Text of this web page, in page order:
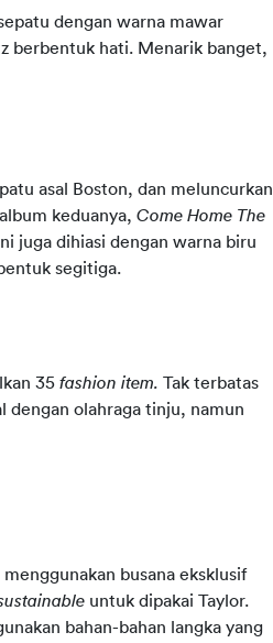
dengan warna mawar
berbentuk hati. Menarik banget,
asal Boston, dan meluncurkan
keduanya, Come Home The
juga dihiasi dengan warna biru
segitiga.
35 fashion item. Tak terbatas
dengan olahraga tinju, namun
busana eksklusif
untuk dipakai Taylor.
bahan-bahan langka yang